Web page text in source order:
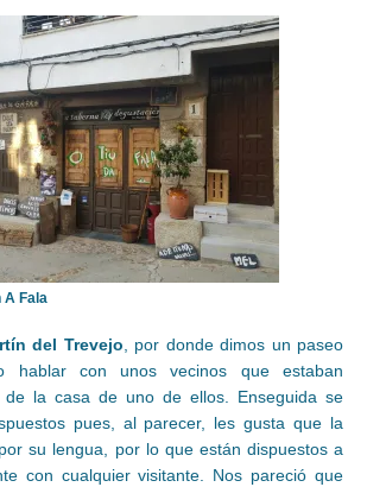
A Fala
del Trevejo, por donde dimos un paseo
hablar con unos vecinos que estaban
de la casa de uno de ellos. Enseguida se
pues, al parecer, les gusta que la
su lengua, por lo que están dispuestos a
con cualquier visitante. Nos pareció que